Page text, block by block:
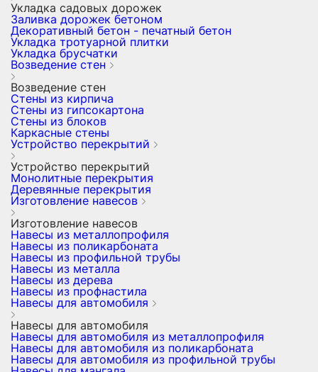
Укладка садовых дорожек
Заливка дорожек бетоном
Декоративный бетон - печатный бетон
Укладка тротуарной плитки
Укладка брусчатки
Возведение стен
Возведение стен
Стены из кирпича
Стены из гипсокартона
Стены из блоков
Каркасные стены
Устройство перекрытий
Устройство перекрытий
Монолитные перекрытия
Деревянные перекрытия
Изготовление навесов
Изготовление навесов
Навесы из металлопрофиля
Навесы из поликарбоната
Навесы из профильной трубы
Навесы из металла
Навесы из дерева
Навесы из профнастила
Навесы для автомобиля
Навесы для автомобиля
Навесы для автомобиля из металлопрофиля
Навесы для автомобиля из поликарбоната
Навесы для автомобиля из профильной трубы